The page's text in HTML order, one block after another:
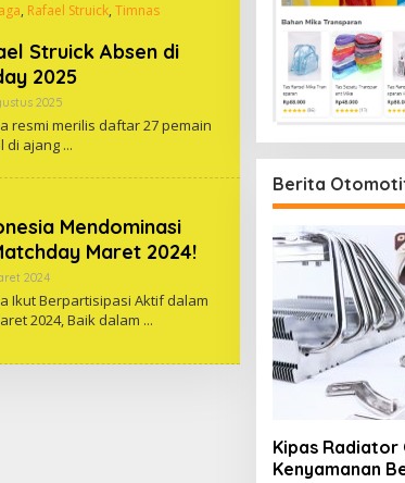
, Rafael Struick, Timnas
Struick Absen di
2025
2025Oleh
resmi merilis daftar 27 pemain
di ajang
Mendominasi
Maret 2024!
2024Oleh
Ikut Berpartisipasi Aktif dalam
2024, Baik dalam
Berita
Kipas Radiator
Kenyamanan